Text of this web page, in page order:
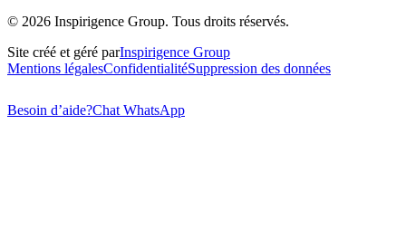
© 2026 Inspirigence Group. Tous droits réservés.
Site créé et géré parInspirigence Group
Mentions légalesConfidentialitéSuppression des données